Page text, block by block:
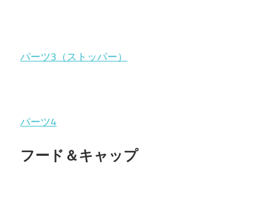
パーツ3（ストッパー）
パーツ4
フード＆キャップ